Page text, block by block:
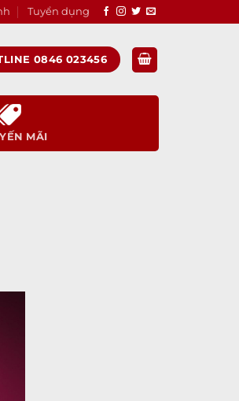
Tuyển dụng
0846 023456
MÃI